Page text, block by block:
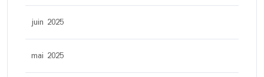
juin 2025
mai 2025